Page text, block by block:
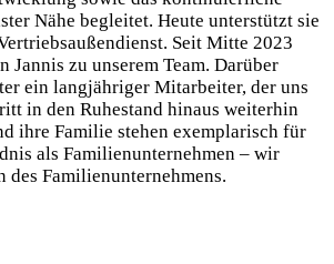
Nähe begleitet. Heute unterstützt sie
Seit Mitte 2023
Jannis zu unserem Team. Darüber
ein langjähriger Mitarbeiter, der uns
in den Ruhestand hinaus weiterhin
ihre Familie stehen exemplarisch für
als Familienunternehmen – wir
des Familienunternehmens.